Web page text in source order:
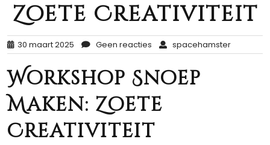
Zoete Creativiteit
30 maart 2025 Geen reacties spacehamster
Workshop Snoep
Maken: Zoete
Creativiteit